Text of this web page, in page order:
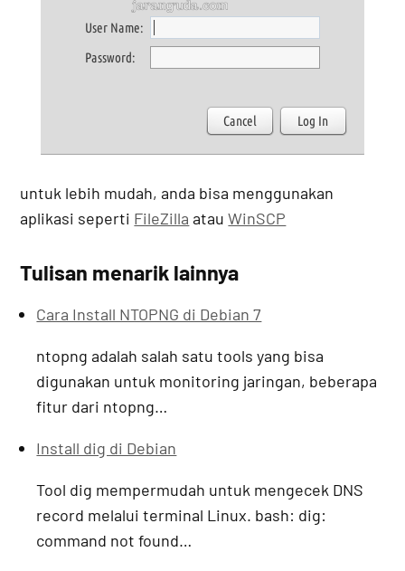
untuk lebih mudah, anda bisa menggunakan
aplikasi seperti FileZilla atauWinSCP
Tulisan menarik lainnya
Cara Install NTOPNG di Debian 7
ntopng adalah salah satu tools yang bisa
digunakan untuk monitoring jaringan, beberapa
fitur dari ntopng…
Install dig di Debian
Tool dig mempermudah untuk mengecek DNS
record melalui terminal Linux. bash: dig:
command not found…